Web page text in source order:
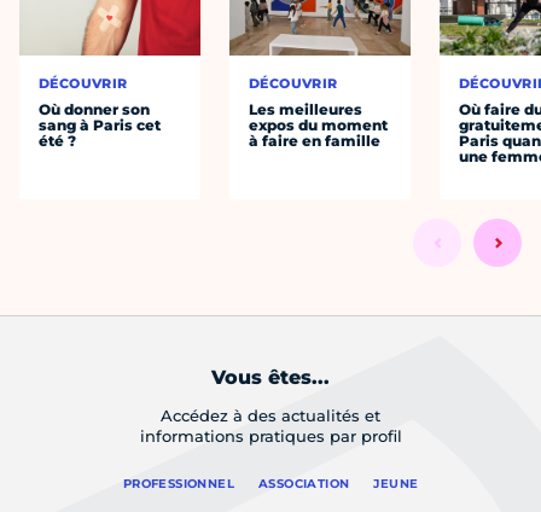
DÉCOUVRIR
Où donner son
sang à Paris cet
été ?
DÉCOUVRIR
Les meilleures
expos du moment
à faire en famille
Où faire
Paris
une
Vous êtes...
Accédez à des actualités et
informations pratiques par profil
PROFESSIONNEL ASSOCIATION JEUNE